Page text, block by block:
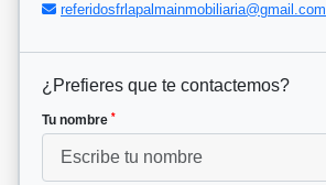
referidosfrlapalmainmobiliaria@gmail.com
¿Prefieres que te contactemos?
Tu nombre *